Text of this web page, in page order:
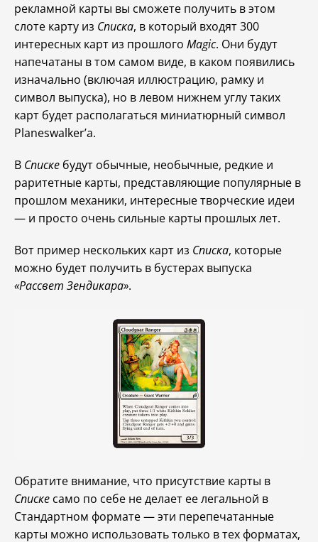
рекламной карты вы сможете получить в этом
слоте карту из Списка, в который входят 300
интересных карт из прошлого Magic. Они будут
напечатаны в том самом виде, в каком появились
изначально (включая иллюстрацию, рамку и
символ выпуска), но в левом нижнем углу таких
карт будет располагаться миниатюрный символ
Planeswalker’а.
В Списке будут обычные, необычные, редкие и
раритетные карты, представляющие популярные в
прошлом механики, интересные творческие идеи
— и просто очень сильные карты прошлых лет.
Вот пример нескольких карт из Списка, которые
можно будет получить в бустерах выпуска
«Рассвет Зендикара».
Обратите внимание, что присутствие карты в
Списке само по себе не делает ее легальной в
Стандартном формате — эти перепечатанные
карты можно использовать только в тех форматах,